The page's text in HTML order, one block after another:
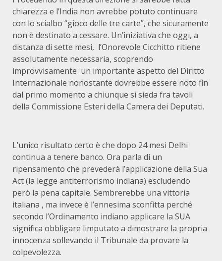
chiarezza e l’India non avrebbe potuto continuare
con lo scialbo “gioco delle tre carte”, che sicuramente
non è destinato a cessare. Un’iniziativa che oggi, a
distanza di sette mesi, l’Onorevole Cicchitto ritiene
assolutamente necessaria, scoprendo
improvvisamente un importante aspetto del Diritto
Internazionale nonostante dovrebbe essere noto fin
dal primo momento a chiunque si sieda fra tavoli
della Commissione Esteri della Camera dei Deputati.
L’unico risultato certo è che dopo 24 mesi Delhi
continua a tenere banco. Ora parla di un
ripensamento che prevederà l’applicazione della Sua
Act (la legge antiterrorismo indiana) escludendo
però la pena capitale. Sembrerebbe una vittoria
italiana , ma invece è l’ennesima sconfitta perché
secondo l’Ordinamento indiano applicare la SUA
significa obbligare limputato a dimostrare la propria
innocenza sollevando il Tribunale da provare la
colpevolezza.